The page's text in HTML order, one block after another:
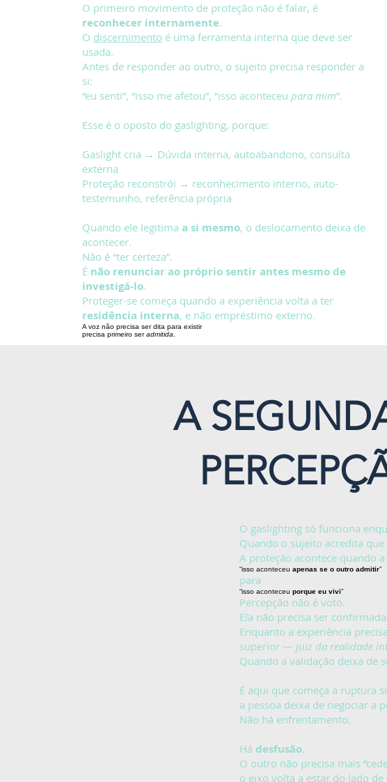
O primeiro movimento de proteção não é falar, é
reconhecer internamente.
O discernimento é uma ferramenta interna que deve ser
usada.
Antes de responder ao outro, o sujeito precisa responder a
si:
“eu senti”, “isso me afetou”, “isso aconteceu para mim”.
Esse é o oposto do gaslighting, porque:
Gaslight cria → Dúvida interna, autoabandono, consulta
externa
Proteção reconstrói → reconhecimento interno, auto-
testemunho, referência própria
Quando ele legitima a si mesmo, o deslocamento deixa de
acontecer.
Não é “ter certeza”.
É não renunciar ao próprio sentir antes mesmo de
investigá-lo.
Proteger-se começa quando a experiência volta a ter
residência interna, e não empréstimo externo.
A voz não precisa ser dita para existir
precisa primeiro seradmitida
A
O gaslighting só funciona
Quando o sujeito acredita
A proteção acontece quando
“isso aconteceu apenas se o outro admitir”
para
“isso aconteceu porque eu vivi”
Percepção não é voto.
Ela não precisa ser
Enquanto a experiência
superior — juiz da realidade
Quando a validação deixa de
É aqui que começa a ruptura
a pessoa deixa de negociar a
Não há enfrentamento.
Há desfusão.
O outro não precisa mais
o eixo volta a estar do lado de